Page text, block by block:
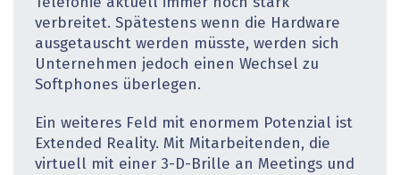
Telefonie aktuell immer noch stark
verbreitet. Spätestens wenn die Hardware
ausgetauscht werden müsste, werden sich
Unternehmen jedoch einen Wechsel zu
Softphones überlegen.
Ein weiteres Feld mit enormem Potenzial ist
Extended Reality. Mit Mitarbeitenden, die
virtuell mit einer 3-D-Brille an Meetings und